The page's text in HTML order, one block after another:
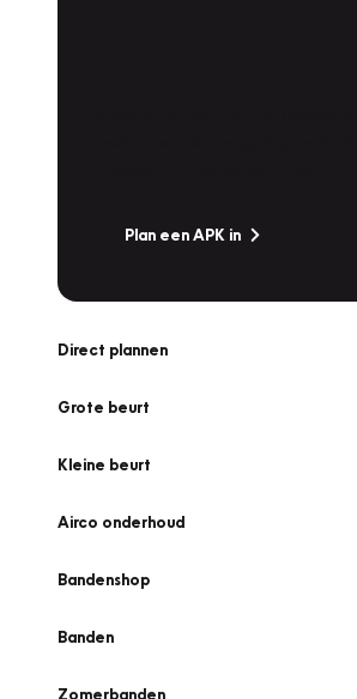
Plan een APK in
Direct plannen
Grote beurt
Kleine beurt
Airco onderhoud
Bandenshop
Banden
Zomerbanden